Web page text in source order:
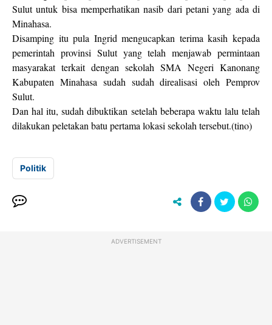
Sulut untuk bisa memperhatikan nasib dari petani yang ada di
Minahasa.
Disamping itu pula Ingrid mengucapkan terima kasih kepada
pemerintah provinsi Sulut yang telah menjawab permintaan
masyarakat terkait dengan sekolah SMA Negeri Kanonang
Kabupaten Minahasa sudah sudah direalisasi oleh Pemprov
Sulut.
Dan hal itu, sudah dibuktikan setelah beberapa waktu lalu telah
dilakukan peletakan batu pertama lokasi sekolah tersebut.(tino)
Politik
ADVERTISEMENT